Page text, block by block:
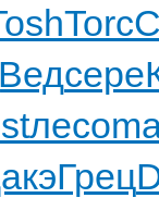
Torc
сере
лесо
Грец